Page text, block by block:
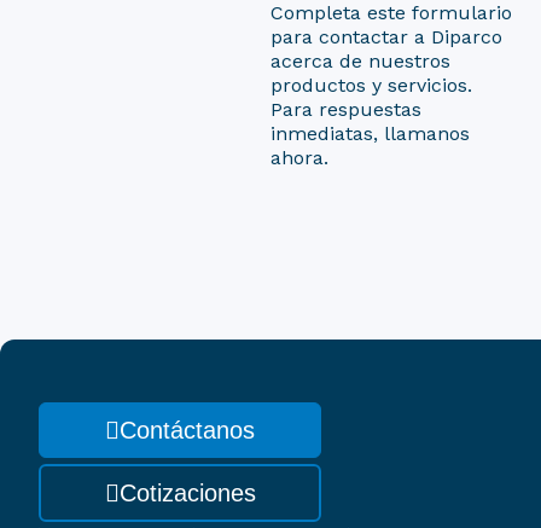
Completa este formulario
para contactar a Diparco
acerca de nuestros
productos y servicios.
Para respuestas
inmediatas, llamanos
ahora.
Contáctanos
Cotizaciones